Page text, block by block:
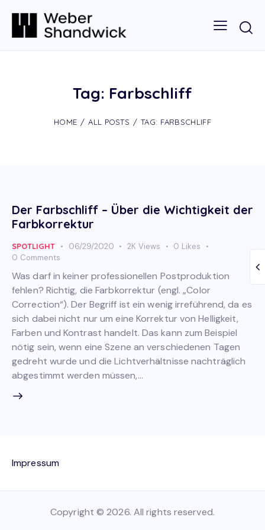
Tag: Farbschliff
HOME ALL POSTS TAG: FARBSCHLIFF
Der Farbschliff – Über die Wichtigkeit der
Farbkorrektur
SPOTLIGHT 06/29/2020 2K Views 0 Likes
0 Comments
Was darf in keiner professionellen Postproduktion
fehlen? Richtig, die Farbkorrektur (engl. „Color
Correction“). Der Begriff ist ein wenig irreführend, da es
sich dabei nicht nur um eine Korrektur von Helligkeit,
Farben und Kontrast handelt. Das kann zum Beispiel
nötig sein, wenn eine Szene an verschiedenen Tagen
gedreht wurde und die Lichtverhältnisse nachträglich
abgestimmt werden müssen,…
Impressum
Copyright © 2026. All rights reserved.